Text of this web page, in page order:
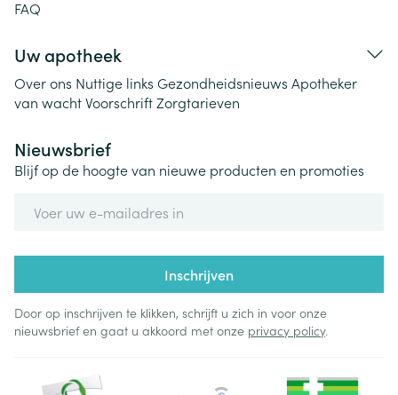
FAQ
Uw apotheek
Over ons Nuttige links Gezondheidsnieuws Apotheker
van wachtVoorschriftZorgtarieven
Nieuwsbrief
Blijf op de hoogte van nieuwe producten en promoties
Inschrijven
Door op inschrijven te klikken, schrijft u zich in voor onze
nieuwsbrief en gaat u akkoord met onze privacy policy.